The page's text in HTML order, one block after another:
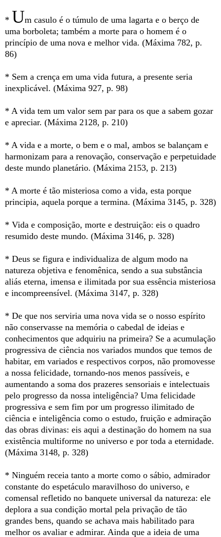
* Um casulo é o túmulo de uma lagarta e o berço de
uma borboleta; também a morte para o homem é o
princípio de uma nova e melhor vida. (Máxima 782, p.
86)
* Sem a crença em uma vida futura, a presente seria
inexplicável. (Máxima 927, p. 98)
* A vida tem um valor sem par para os que a sabem gozar
e apreciar. (Máxima 2128, p. 210)
* A vida e a morte, o bem e o mal, ambos se balançam e
harmonizam para a renovação, conservação e perpetuidade
deste mundo planetário. (Máxima 2153, p. 213)
* A morte é tão misteriosa como a vida, esta porque
principia, aquela porque a termina. (Máxima 3145, p. 328)
* Vida e composição, morte e destruição: eis o quadro
resumido deste mundo. (Máxima 3146, p. 328)
* Deus se figura e individualiza de algum modo na
natureza objetiva e fenomênica, sendo a sua substância
aliás eterna, imensa e ilimitada por sua essência misteriosa
e incompreensível. (Máxima 3147, p. 328)
* De que nos serviria uma nova vida se o nosso espírito
não conservasse na memória o cabedal de ideias e
conhecimentos que adquiriu na primeira? Se a acumulação
progressiva de ciência nos variados mundos que temos de
habitar, em variados e respectivos corpos, não promovesse
a nossa felicidade, tornando-nos menos passíveis, e
aumentando a soma dos prazeres sensoriais e intelectuais
pelo progresso da nossa inteligência? Uma felicidade
progressiva e sem fim por um progresso ilimitado de
ciência e inteligência como o estudo, fruição e admiração
das obras divinas: eis aqui a destinação do homem na sua
existência multiforme no universo e por toda a eternidade.
(Máxima 3148, p. 328)
* Ninguém receia tanto a morte como o sábio, admirador
constante do espetáculo maravilhoso do universo, e
comensal refletido no banquete universal da natureza: ele
deplora a sua condição mortal pela privação de tão
grandes bens, quando se achava mais habilitado para
melhor os avaliar e admirar. Ainda que a ideia de uma